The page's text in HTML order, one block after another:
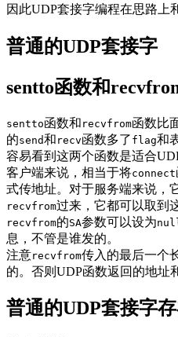
因此UDP套接字编程在思路上
普通的UDP套接字
sentto函数和
sentto函数和 recvfrom函数比
的send和 recv函数多了 flag和
容易看到这两个函数是适合
客户端来说，相当于将connect
式传地址。对于服务端来说，
recvfrom过来，它都可以取到
recvfrom的SA参数可以设为
息，不管是谁发的。
注意recvfrom传入的最后一个
的。否则UDP函数返回的地址
普通的UDP套接字